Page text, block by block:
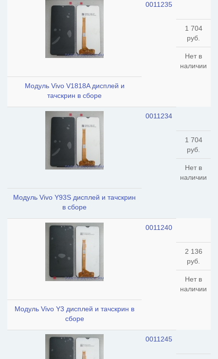
Модуль Vivo V1818A дисплей и
тачскрин в сборе
0011235
1 704
руб.
Нет в
наличии
Модуль Vivo Y93S дисплей и тачскрин
в сборе
0011234
1 704
руб.
Нет в
наличии
Модуль Vivo Y3 дисплей и тачскрин в
сборе
0011240
2 136
руб.
Нет в
наличии
0011245